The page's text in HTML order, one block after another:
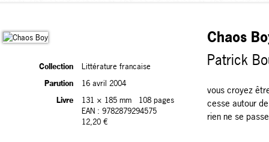
Collection
Littérature francaise
Parution
16 avril 2004
Livre
131 × 185 mm
108 pages
EAN : 9782879294575
12,20 €
Chaos
Patrick
vous croyez
cesse autour
rien ne se